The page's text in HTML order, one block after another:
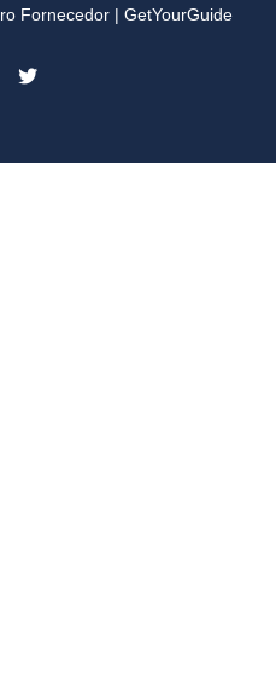
Fornecedor | GetYourGuide
Twitter